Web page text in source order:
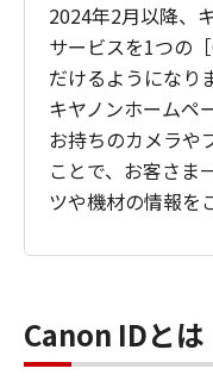
2024年2月以降、
サービスを1つの
だけるようになり
キヤノンホームペ
お持ちのカメラや
ことで、お客さま
ツや機材の情報を
Canon IDとは